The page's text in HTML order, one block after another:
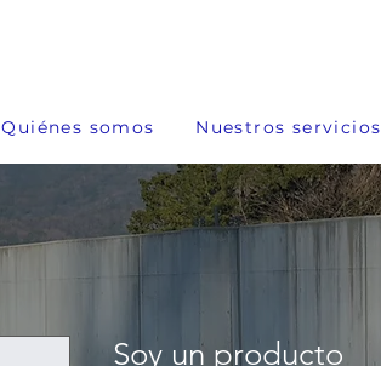
Quiénes somos Nuestros servicios
Soy un producto